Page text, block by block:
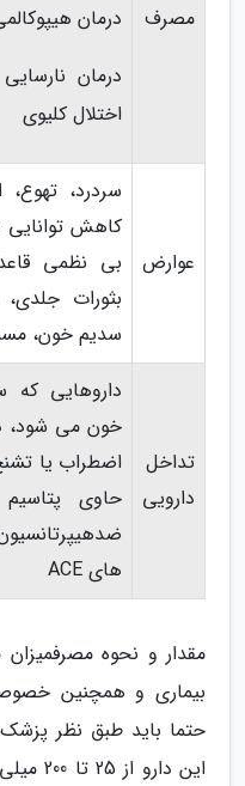
مصرف
درمان
درمان
اختلال کلیوی
عوارض
سردرد، تهوع،
کاهش
بی نظمی
بثورات
سدیم خون،
تداخل
دارویی
داروهایی
خون می شود،
اضطراب یا
حاوی
های ACE
مقدار و نحوه
بیماری و همچنین
حتما باید طبق نظر
این